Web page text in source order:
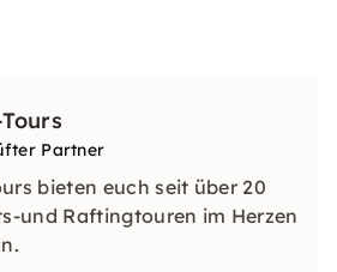
Partner
bieten euch seit über 20
und Raftingtouren im Herzen